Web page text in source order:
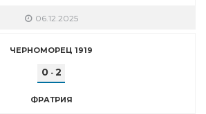
06.12.2025
ЧЕРНОМОРЕЦ 1919
0- 2
ФРАТРИЯ